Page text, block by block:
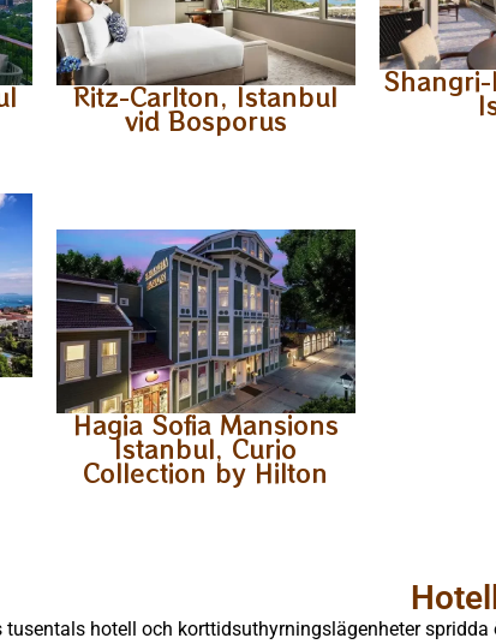
Ritz-Carlton, Istanbul
vid Bosporus
Hagia Sofia Mansions
Istanbul, Curio
Collection by Hilton
tusentals hotell och korttidsuthyrningslägenheter